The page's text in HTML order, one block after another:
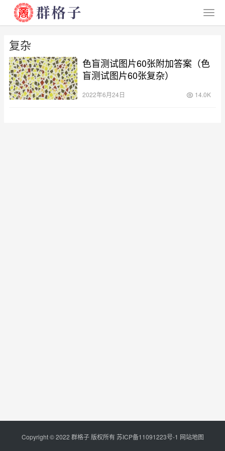
复杂
色盲测试图片60张附加答案（色
盲测试图片60张复杂）
2022年6月24日 14.0K
Copyright © 2022 群格子 版权所有苏ICP备11091223号-1 网站地图